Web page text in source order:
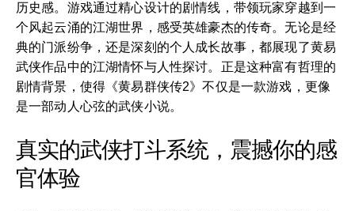
历史感。游戏通过精心设计的剧情线，带领玩家穿越到一
个风起云涌的江湖世界，感受英雄豪杰的传奇。无论是经
典的门派纷争，还是深刻的个人成长故事，都展现了黄易
武侠作品中的江湖情怀与人性探讨。正是这种富有哲理的
剧情背景，使得《黄易群侠传2》不仅是一款游戏，更像
是一部动人心弦的武侠小说。
真实的武侠打斗系统，震撼你的感
官体验